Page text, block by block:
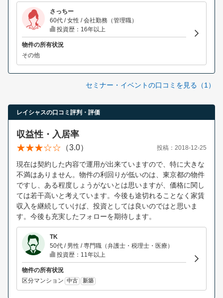
さっちー
60代 / 女性 / 会社勤務（管理職）
投資歴：16年以上
物件の所有状況
その他
セミナー・イベントの口コミを見る（1）
レイシャスの口コミ評判・評価
収益性・入居率
（3.0） 投稿：2018-12-25
現在は契約した内容で運用が出来ていますので、特に大きな
不満はありません。物件の利回りが低いのは、東京都の物件
ですし、ある程度しょうがないとは思いますが、価格に関し
ては若干高いと考えています。今後も途切れることなく家賃
収入を継続していけば、投資としては良いのではと思いま
す。今後も充実したフォローを期待します。
TK
50代 / 男性 / 専門職（弁護士・税理士・医療）
投資歴：11年以上
物件の所有状況
区分マンション 中古 新築